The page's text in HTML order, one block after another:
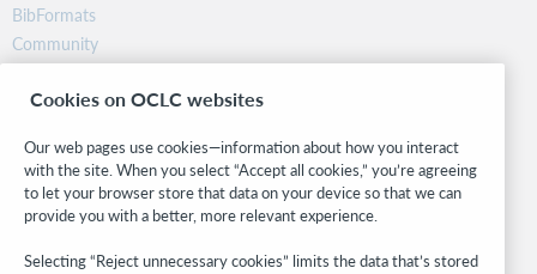
BibFormats
Community
Research
WebJunction
Stay in the know.
Get the latest product updates, research, events, and much more—
right to your inbox.
Cookies on OCLC websites
Our web pages use cookies—information about how you interact
with the site. When you select “Accept all cookies,” you’re agreeing
to let your browser store that data on your device so that we can
provide you with a better, more relevant experience.
Selecting “Reject unnecessary cookies” limits the data that’s stored